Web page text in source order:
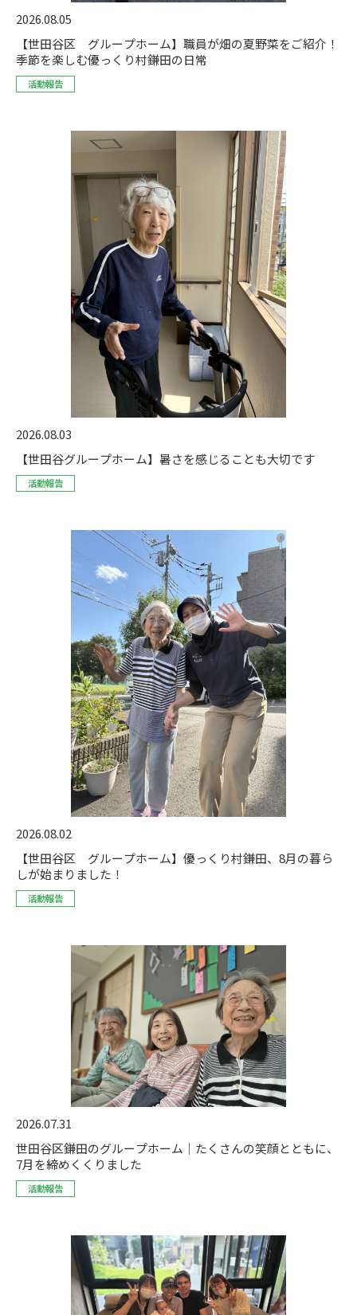
2026.08.05
【世田谷区 グループホーム】職員が畑の夏野菜をご紹介！
季節を楽しむ優っくり村鎌田の日常
活動報告
2026.08.03
【世田谷グループホーム】暑さを感じることも大切です
活動報告
2026.08.02
【世田谷区 グループホーム】優っくり村鎌田、8月の暮ら
しが始まりました！
活動報告
2026.07.31
世田谷区鎌田のグループホーム｜たくさんの笑顔とともに、
7月を締めくくりました
活動報告